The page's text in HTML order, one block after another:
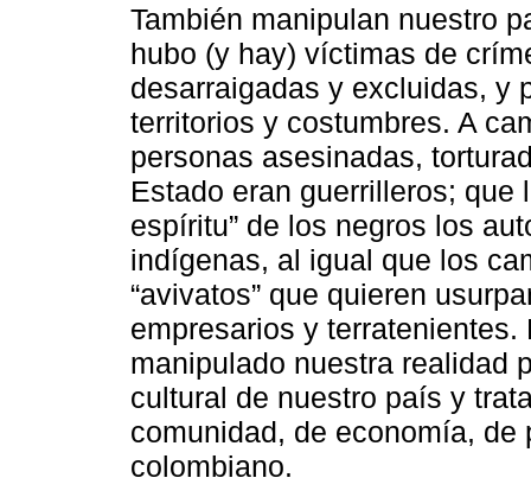
También manipulan nuestro
hubo (y hay) víctimas de
desarraigadas y excluidas, y
territorios y costumbres. A
personas asesinadas,
Estado eran guerrilleros; que
espíritu” de los negros los
indígenas, al igual que los
“avivatos” que quieren
empresarios y
manipulado nuestra realidad
cultural de nuestro país y
comunidad, de economía,
colombiano.